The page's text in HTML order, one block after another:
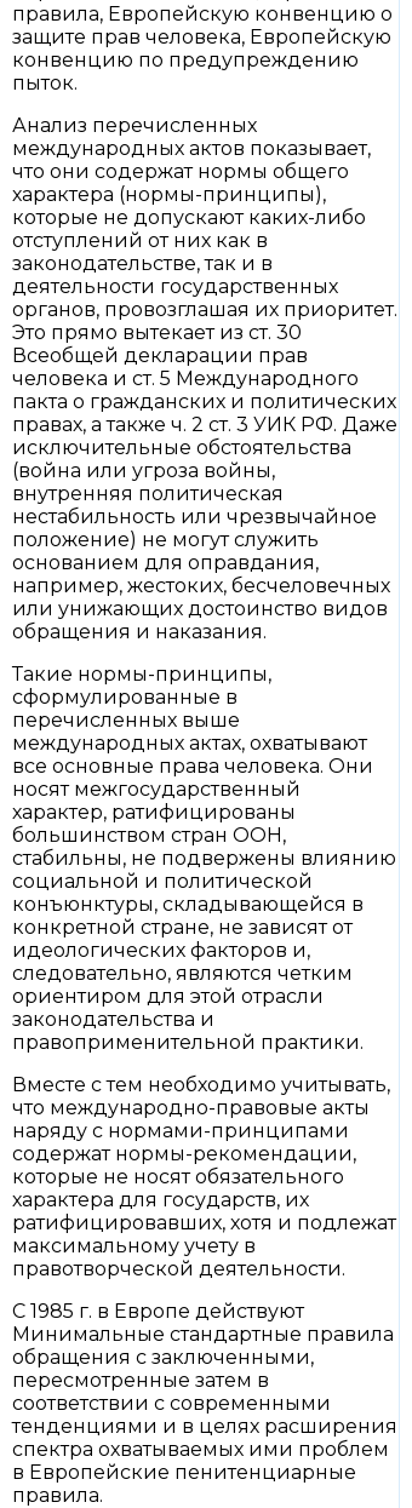
правила, Европейскую конвенцию о
защите прав человека, Европейскую
конвенцию по предупреждению
пыток.
Анализ перечисленных
международных актов показывает,
что они содержат нормы общего
характера (нормы-принципы),
которые не допускают каких-либо
отступлений от них как в
законодательстве, так и в
деятельности государственных
органов, провозглашая их приоритет.
Это прямо вытекает из ст. 30
Всеобщей декларации прав
человека и ст. 5 Международного
пакта о гражданских и политических
правах, а также ч. 2 ст. 3 УИК РФ. Даже
исключительные обстоятельства
(война или угроза войны,
внутренняя политическая
нестабильность или чрезвычайное
положение) не могут служить
основанием для оправдания,
например, жестоких, бесчеловечных
или унижающих достоинство видов
обращения и наказания.
Такие нормы-принципы,
сформулированные в
перечисленных выше
международных актах, охватывают
все основные права человека. Они
носят межгосударственный
характер, ратифицированы
большинством стран ООН,
стабильны, не подвержены влиянию
социальной и политической
конъюнктуры, складывающейся в
конкретной стране, не зависят от
идеологических факторов и,
следовательно, являются четким
ориентиром для этой отрасли
законодательства и
правоприменительной практики.
Вместе с тем необходимо учитывать,
что международно-правовые акты
наряду с нормами-принципами
содержат нормы-рекомендации,
которые не носят обязательного
характера для государств, их
ратифицировавших, хотя и подлежат
максимальному учету в
правотворческой деятельности.
С 1985 г. в Европе действуют
Минимальные стандартные правила
обращения с заключенными,
пересмотренные затем в
соответствии с современными
тенденциями и в целях расширения
спектра охватываемых ими проблем
в Европейские пенитенциарные
правила.